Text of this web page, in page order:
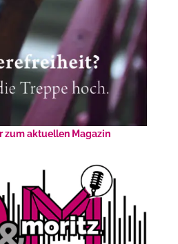
zum aktuellen Magazin